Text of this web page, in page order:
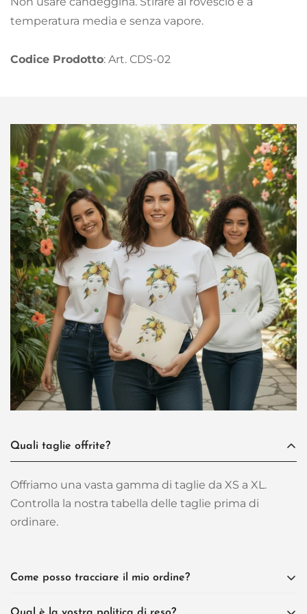
temperatura media e senza vapore.
Codice Prodotto: Art. CDS-02
Quali taglie offrite?
Offriamo una vasta gamma di taglie da XS a XL.
Controlla la nostra tabella delle taglie prima di
ordinare.
Come posso tracciare il mio ordine?
Confirm your age
Are you 18 years old or older?
No, I'm not Yes, I am